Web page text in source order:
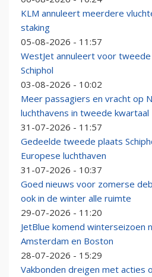
KLM annuleert meerdere
staking
05-08-2026 - 11:57
WestJet annuleert voor
Schiphol
03-08-2026 - 10:02
Meer passagiers en vracht op
luchthavens in tweede kwartaal
31-07-2026 - 11:57
Gedeelde tweede plaats
Europese luchthaven
31-07-2026 - 10:37
Goed nieuws voor zomerse
ook in de winter alle ruimte
29-07-2026 - 11:20
JetBlue komend winterseizoen
Amsterdam en Boston
28-07-2026 - 15:29
Vakbonden dreigen met acties